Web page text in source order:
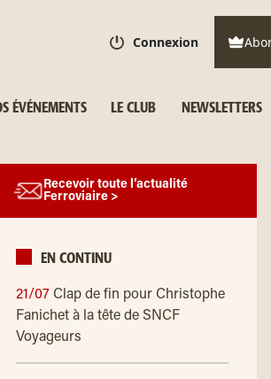
Connexion
ÉVÉNEMENTS LE CLUB NEWSLETTERS
Recevoir toute l’actualité
Ferroviaire >
EN CONTINU
21/07 Clap de fin pour Christophe
Fanichet à la tête de SNCF
Voyageurs